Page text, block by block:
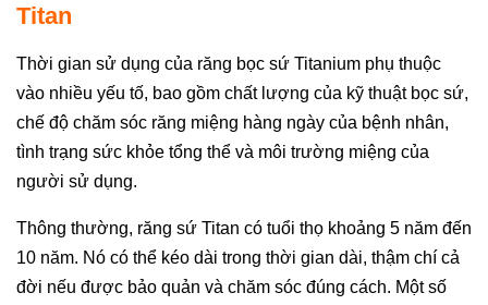
Titan
Thời gian sử dụng của răng bọc sứ Titanium phụ thuộc
vào nhiều yếu tố, bao gồm chất lượng của kỹ thuật bọc sứ,
chế độ chăm sóc răng miệng hàng ngày của bệnh nhân,
tình trạng sức khỏe tổng thể và môi trường miệng của
người sử dụng.
Thông thường, răng sứ Titan có tuổi thọ khoảng 5 năm đến
10 năm. Nó có thể kéo dài trong thời gian dài, thậm chí cả
đời nếu được bảo quản và chăm sóc đúng cách. Một số